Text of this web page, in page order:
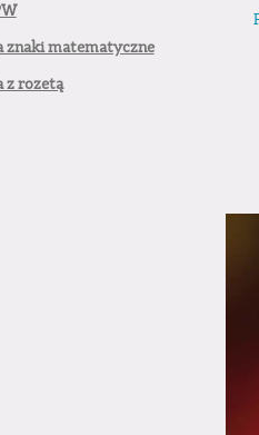
znaki matematyczne
z rozetą